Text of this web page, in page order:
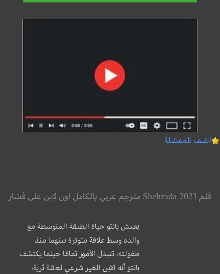
اضف للمفضلة
فلم Shehzada 2023 مترجم عربي بالكامل اون لاين على فشار
يعيش بانتو حياة الطبقة المتوسطة مع
والده وسط علاقة متوترة بينهما منذ
طفولته، تتبدل الأمور تمامًا حينما يكتشف
بانتو أنه الابن الغير شرعي لعائلة ثرية،